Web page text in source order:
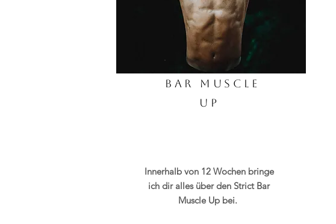
BAR MUSCLE
UP
Innerhalb von 12 Wochen bringe
ich dir alles über den Strict Bar
Muscle Up bei.